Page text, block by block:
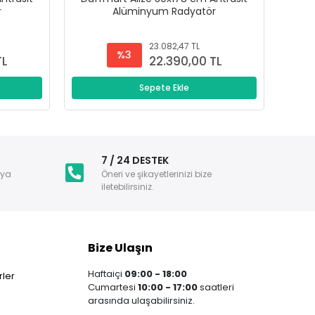
Alüminyum Radyatör
%3
23.082,47 TL
22.390,00 TL
Sepete Ekle
7 / 24 DESTEK
Öneri ve şikayetlerinizi bize
iletebilirsiniz.
Bize Ulaşın
Haftaiçi 09:00 - 18:00
Cumartesi 10:00 - 17:00saatleri
arasında ulaşabilirsiniz.